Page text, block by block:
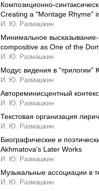
Композиционно-
Creating a "Montage Rhyme"
И. Ю. Размашкин
Минимальное
compositive as One of the
И. Ю. Размашкин
Модус видения в
И. Ю. Размашкин
Автореминисцентный
И. Ю. Размашкин
Текстовая организация
И. Ю. Размашкин
Биографические и
Akhmatova's Later Works
И. Ю. Размашкин
Музыкальные ассоциации в
И. Ю. Размашкин